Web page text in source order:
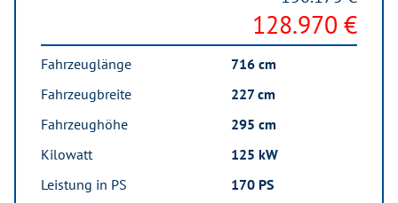
128.970 €
Fahrzeuglänge
716 cm
Fahrzeugbreite
227 cm
Fahrzeughöhe
295 cm
Kilowatt
125 kW
Leistung in PS
170 PS